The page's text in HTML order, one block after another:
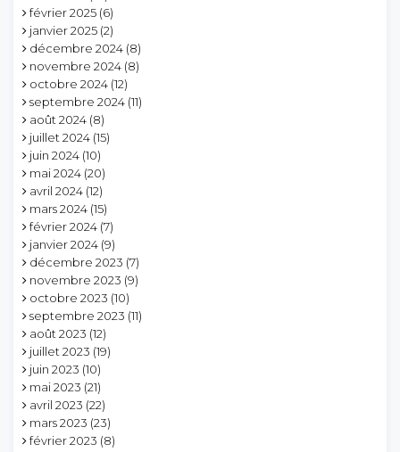
février 2025 (6)
janvier 2025 (2)
décembre 2024 (8)
novembre 2024 (8)
octobre 2024 (12)
septembre 2024 (11)
août 2024 (8)
juillet 2024 (15)
juin 2024 (10)
mai 2024 (20)
avril 2024 (12)
mars 2024 (15)
février 2024 (7)
janvier 2024 (9)
décembre 2023 (7)
novembre 2023 (9)
octobre 2023 (10)
septembre 2023 (11)
août 2023 (12)
juillet 2023 (19)
juin 2023 (10)
mai 2023 (21)
avril 2023 (22)
mars 2023 (23)
février 2023 (8)